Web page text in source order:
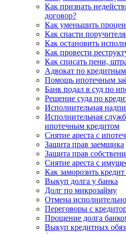
Как признать
договор?
Как уменьшить
Как спасти
Как остановить
Как провести
Как списать пени,
Адвокат по
Помощь ипотечным
Банк подал в суд по
Решение суда по
Исполнительная
Исполнительная
ипотечным кредитом
Снятие ареста с
Защита прав заемщика
Защита прав
Снятие ареста с
Как заморозить
Выкуп долга у банка
Долг по микрозайму
Отмена
Переговоры с
Прощение долга
Выкуп кредитных